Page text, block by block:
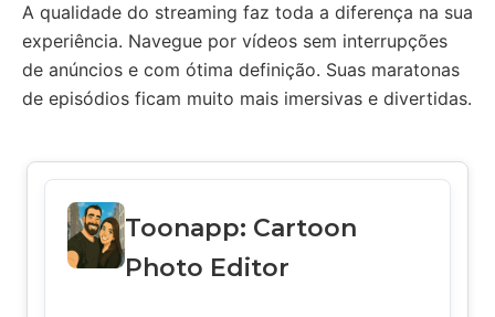
A qualidade do streaming faz toda a diferença na sua
experiência. Navegue por vídeos sem interrupções
de anúncios e com ótima definição. Suas maratonas
de episódios ficam muito mais imersivas e divertidas.
Toonapp: Cartoon
Photo Editor